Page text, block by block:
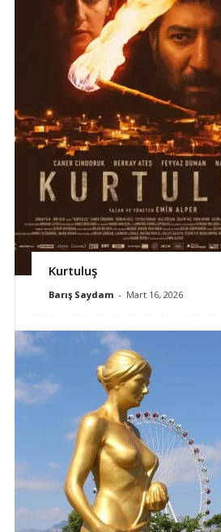
Kurtuluş
Barış Saydam - Mart 16, 2026